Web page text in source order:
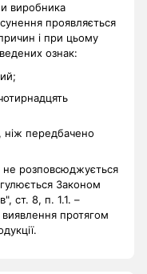
виробника
проявляється
і при цьому
ознак:
ніж передбачено
не розповсюджується
Законом
ст. 8, п. 1.1. –
протягом